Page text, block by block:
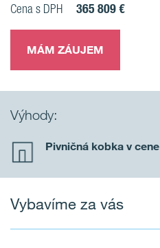
Cena s DPH 365 809 €
MÁM ZÁUJEM
Výhody:
Pivničná kobka v cene
Vybavíme za vás